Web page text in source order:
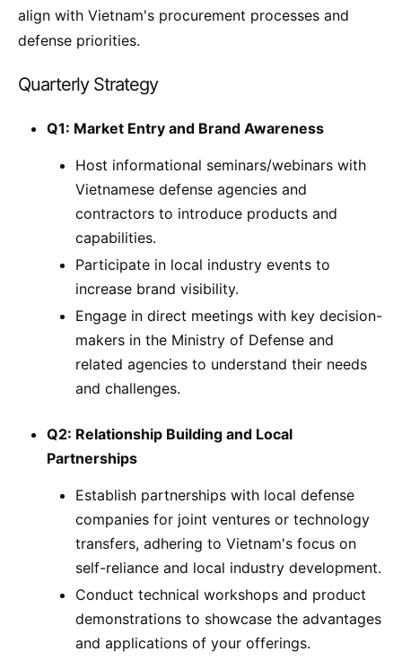
align with Vietnam's procurement processes and
defense priorities.
Quarterly Strategy
Q1: Market Entry and Brand Awareness
Host informational seminars/webinars with
Vietnamese defense agencies and
contractors to introduce products and
capabilities.
Participate in local industry events to
increase brand visibility.
Engage in direct meetings with key decision-
makers in the Ministry of Defense and
related agencies to understand their needs
and challenges.
Q2: Relationship Building and Local
Partnerships
Establish partnerships with local defense
companies for joint ventures or technology
transfers, adhering to Vietnam's focus on
self-reliance and local industry development.
Conduct technical workshops and product
demonstrations to showcase the advantages
and applications of your offerings.